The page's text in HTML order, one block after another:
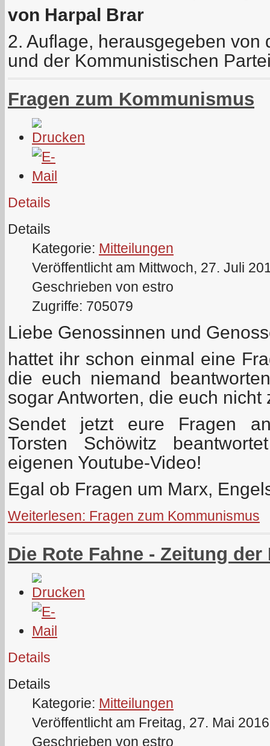
von Harpal Brar
2. Auflage, herausgegeben von
und der Kommunistischen
Fragen zum Kommunismus
Details
Details
Kategorie: Mitteilungen
Veröffentlicht am Mittwoch, 27. Juli
Geschrieben von estro
Zugriffe: 705079
Liebe Genossinnen und
hattet ihr schon einmal eine
die euch niemand
sogar Antworten, die euch nicht
Sendet jetzt eure Fragen
Torsten Schöwitz
eigenen Youtube-Video!
Egal ob Fragen um Marx,
Weiterlesen: Fragen zum Kommunismus
Die Rote Fahne - Zeitung der
Details
Details
Kategorie: Mitteilungen
Veröffentlicht am Freitag, 27. Mai
Geschrieben von estro